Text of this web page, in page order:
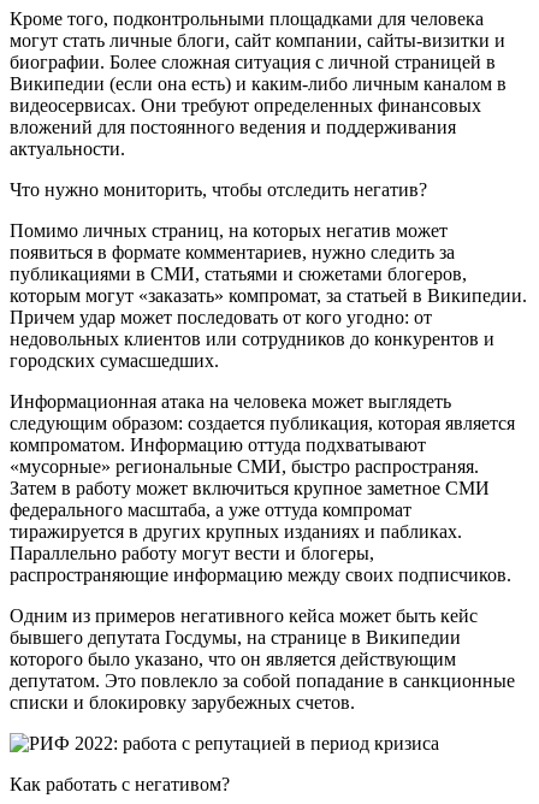
Кроме того, подконтрольными площадками для человека
могут стать личные блоги, сайт компании, сайты-визитки и
биографии. Более сложная ситуация с личной страницей в
Википедии (если она есть) и каким-либо личным каналом в
видеосервисах. Они требуют определенных финансовых
вложений для постоянного ведения и поддерживания
актуальности.
Что нужно мониторить, чтобы отследить негатив?
Помимо личных страниц, на которых негатив может
появиться в формате комментариев, нужно следить за
публикациями в СМИ, статьями и сюжетами блогеров,
которым могут «заказать» компромат, за статьей в Википедии.
Причем удар может последовать от кого угодно: от
недовольных клиентов или сотрудников до конкурентов и
городских сумасшедших.
Информационная атака на человека может выглядеть
следующим образом: создается публикация, которая является
компроматом. Информацию оттуда подхватывают
«мусорные» региональные СМИ, быстро распространяя.
Затем в работу может включиться крупное заметное СМИ
федерального масштаба, а уже оттуда компромат
тиражируется в других крупных изданиях и пабликах.
Параллельно работу могут вести и блогеры,
распространяющие информацию между своих подписчиков.
Одним из примеров негативного кейса может быть кейс
бывшего депутата Госдумы, на странице в Википедии
которого было указано, что он является действующим
депутатом. Это повлекло за собой попадание в санкционные
списки и блокировку зарубежных счетов.
Как работать с негативом?